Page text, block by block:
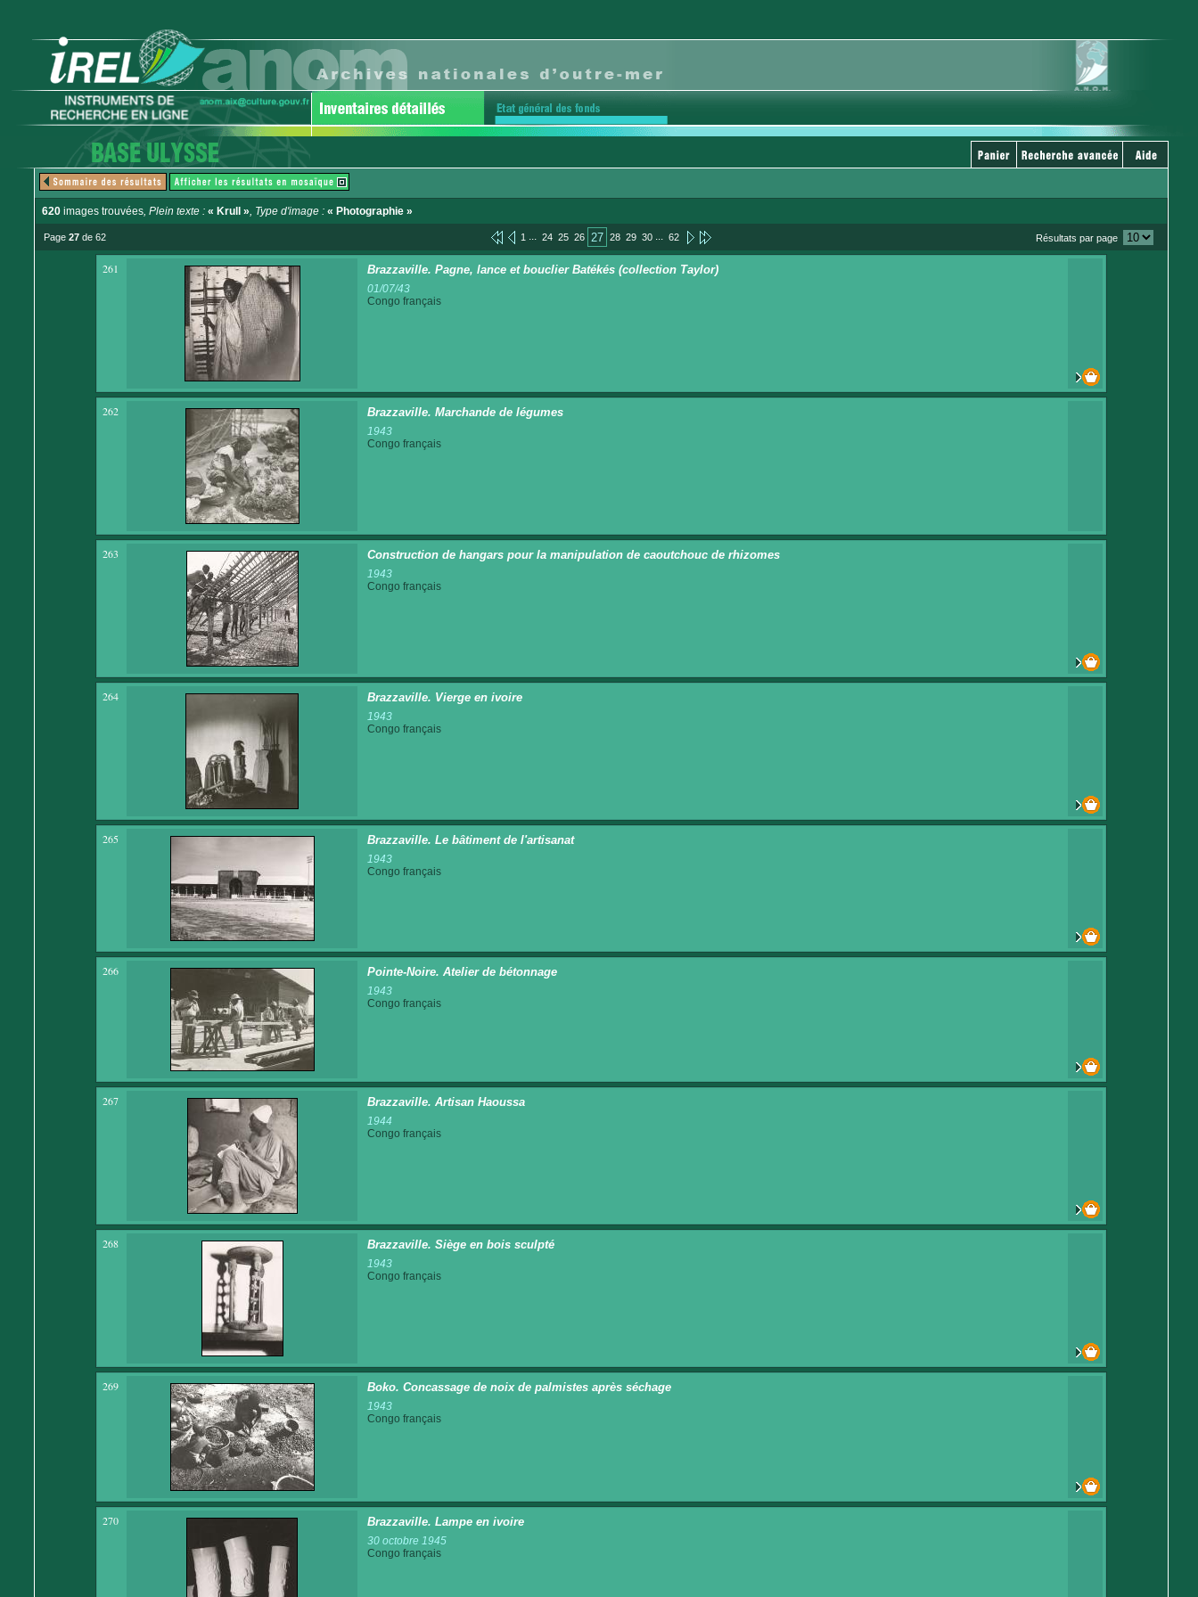
620 images trouvées, Plein texte : « Krull », Type d'image : « Photographie »
Page 27 de 62 1 ... 24 25 26 27 28 29 30 ... 62 Résultats par page
261 Brazzaville. Pagne, lance et bouclier Batékés (collection Taylor)
01/07/43
Congo français
262 Brazzaville. Marchande de légumes
1943
Congo français
263 Construction de hangars pour la manipulation de caoutchouc de rhizomes
1943
Congo français
264 Brazzaville. Vierge en ivoire
1943
Congo français
265 Brazzaville. Le bâtiment de l'artisanat
1943
Congo français
266 Pointe-Noire. Atelier de bétonnage
1943
Congo français
267 Brazzaville. Artisan Haoussa
1944
Congo français
268 Brazzaville. Siège en bois sculpté
1943
Congo français
269 Boko. Concassage de noix de palmistes après séchage
1943
Congo français
270 Brazzaville. Lampe en ivoire
30 octobre 1945
Congo français